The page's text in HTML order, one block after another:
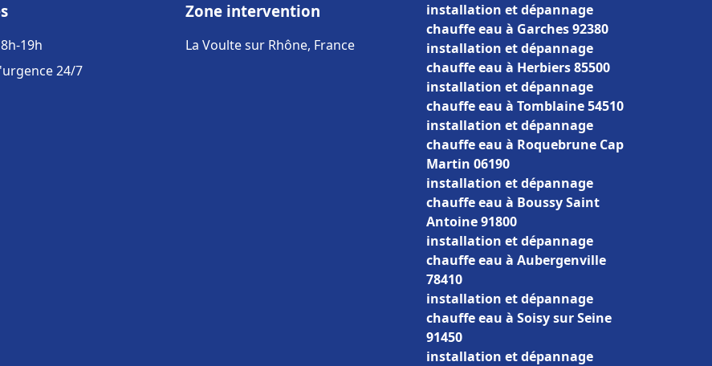
19h
24/7
Zone intervention
La Voulte sur Rhône, France
installation et dépannage
chauffe eau à Garches 92380
installation et dépannage
chauffe eau à Herbiers 85500
installation et dépannage
chauffe eau à Tomblaine 54510
installation et dépannage
chauffe eau à Roquebrune Cap
Martin 06190
installation et dépannage
chauffe eau à Boussy Saint
Antoine 91800
installation et dépannage
chauffe eau à Aubergenville
78410
installation et dépannage
chauffe eau à Soisy sur Seine
91450
installation et dépannage